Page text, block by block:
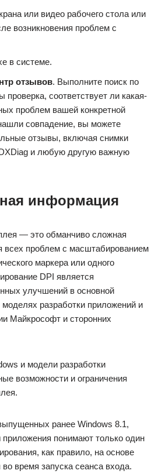
или видео рабочего стола или
возникновения проблем с
в системе.
отзывов. Выполните поиск по
проверка, соответствует ли какая-
проблем вашей конкретной
совпадение, вы можете
отзывы, включая снимки
и любую другую важную
информация
— это обманчиво сложная
всех проблем с масштабированием
маркера или одного
DPI является
улучшений в основной
разработки приложений и
Майкрософт и сторонних
и модели разработки
возможности и ограничения
ранее Windows 8.1,
приложения понимают только один
как правило, на основе
время запуска сеанса входа.